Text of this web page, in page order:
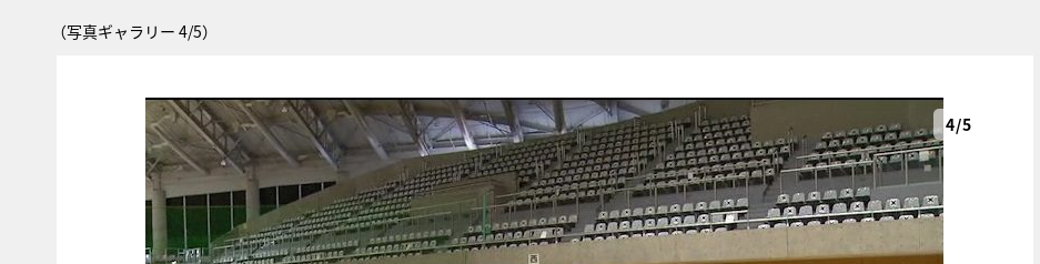
（写真ギャラリー 4/5）
4/5